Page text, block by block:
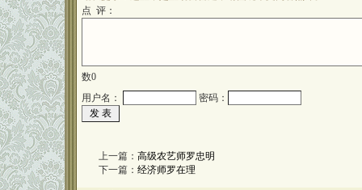
点 评：
数0
用户名：
密码：
上一篇： 高级农艺师罗忠明
下一篇： 经济师罗在理